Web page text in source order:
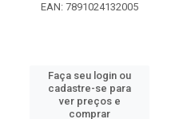
EAN: 7891024132005
Faça seu login ou
cadastre-se para
ver preços e
comprar